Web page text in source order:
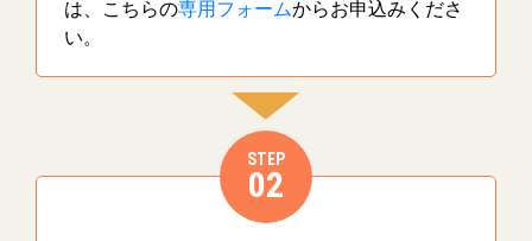
は、こちらの専用フォームからお申込みくださ
い。
STEP
02